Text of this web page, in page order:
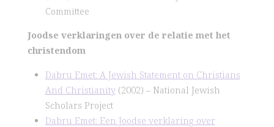
Committee
Joodse verklaringen over de relatie met het
christendom
Dabru Emet: A Jewish Statement on Christians
And Christianity(2002) – National Jewish
Scholars Project
Dabru Emet: Een Joodse verklaring over